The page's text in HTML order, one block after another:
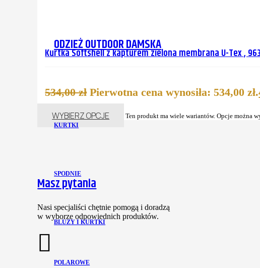
ODZIEŻ OUTDOOR DAMSKA
KURTKI
SPODNIE
BLUZY I KURTKI
POLAROWE
Kurtka Softshell z kapturem zielona membrana U-Tex ,
534,00zł Pierwotna cena wynosiła: 534,00 zł.
WYBIERZ OPCJE Ten produkt ma wiele wariantów. Opcje można
Masz pytania
Nasi specjaliści chętnie pomogą i doradzą
w wyborze odpowiednich produktów.